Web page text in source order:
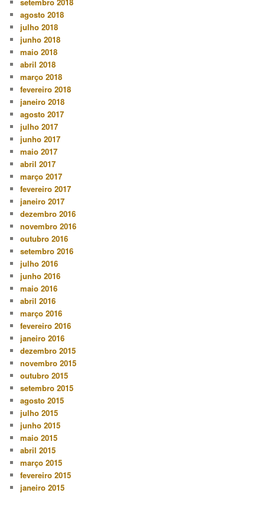
agosto 2018
julho 2018
junho 2018
maio 2018
abril 2018
março 2018
fevereiro 2018
janeiro 2018
agosto 2017
julho 2017
junho 2017
maio 2017
abril 2017
março 2017
fevereiro 2017
janeiro 2017
dezembro 2016
novembro 2016
outubro 2016
setembro 2016
julho 2016
junho 2016
maio 2016
abril 2016
março 2016
fevereiro 2016
janeiro 2016
dezembro 2015
novembro 2015
outubro 2015
setembro 2015
agosto 2015
julho 2015
junho 2015
maio 2015
abril 2015
março 2015
fevereiro 2015
janeiro 2015